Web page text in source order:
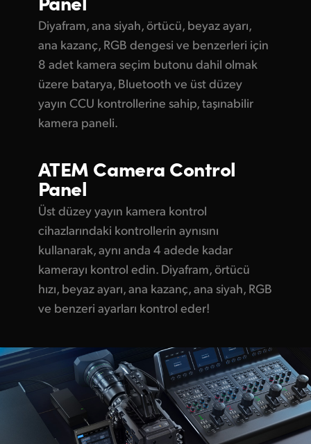
Ukraine
United Kingdom
United States
Diyafram, ana siyah, örtücü, beyaz ayarı,
ana kazanç, RGB dengesi ve benzerleri için
8 adet kamera seçim butonu dahil olmak
üzere batarya, Bluetooth ve üst düzey
yayın CCU kontrollerine sahip, taşınabilir
kamera paneli.
ATEM Camera Control
Panel
Üst düzey yayın kamera kontrol
cihazlarındaki kontrollerin aynısını
kullanarak, aynı anda 4 adede kadar
kamerayı kontrol edin. Diyafram, örtücü
hızı, beyaz ayarı, ana kazanç, ana siyah, RGB
ve benzeri ayarları kontrol eder!